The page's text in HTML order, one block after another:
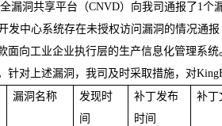
漏洞共享平台（CNVD）向我司通报了1个
发中心系统存在未授权访问漏洞的情况通报
面向工业企业执行层的生产信息化管理系
针对上述漏洞，我司及时采取措施，对
漏洞名称
发现时
间
补丁发布
时间
补丁